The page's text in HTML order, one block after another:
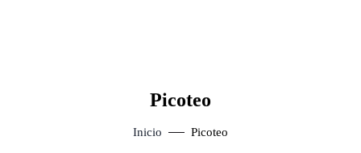
Picoteo
Inicio Picoteo